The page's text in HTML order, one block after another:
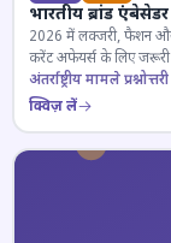
भारतीय ब्रांड
2026 में लक्जरी, फैशन और
करेंट अफेयर्स के लिए
अंतर्राष्ट्रीय मामले प्रश्नोत्तरी
क्विज़ लें